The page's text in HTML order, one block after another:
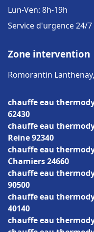
Lun-Ven: 8h-19h
Service d'urgence 24/7
Zone intervention
Romorantin
chauffe eau
62430
chauffe eau
Reine 92340
chauffe eau
Chamiers 24660
chauffe eau
90500
chauffe eau
40140
chauffe eau